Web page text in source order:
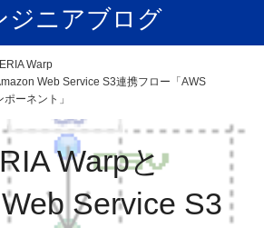
ジニアブログ
Warp
Web Service S3連携フロー「AWS
ーネント」
Warpと
Service S3